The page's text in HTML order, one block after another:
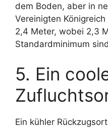
dem Boden, aber in
Vereinigten
2,4 Meter, wobei 2,3
Standardminimum
5. Ein
Ein kühler